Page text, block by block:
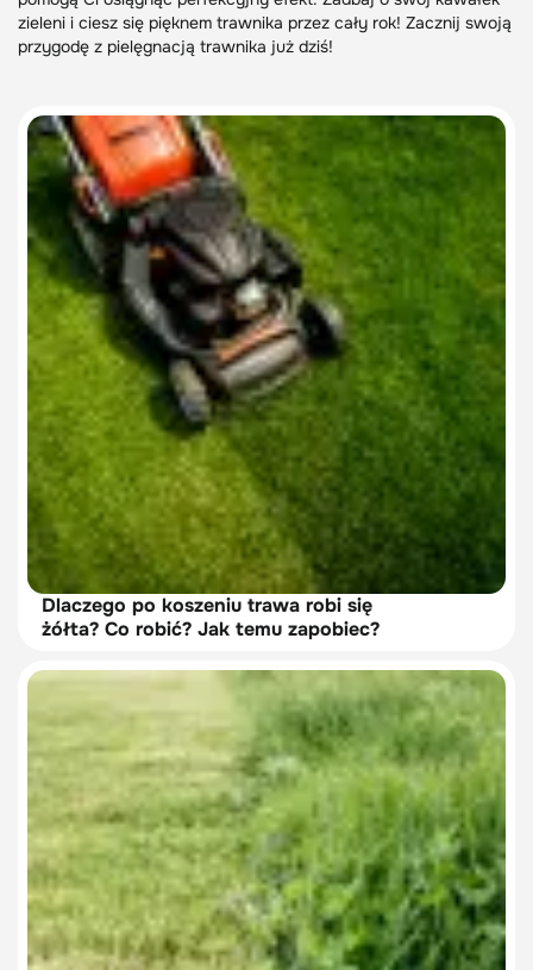
zieleni i ciesz się pięknem trawnika przez cały rok! Zacznij swoją
przygodę z pielęgnacją trawnika już dziś!
Dlaczego po koszeniu trawa robi się
żółta? Co robić? Jak temu zapobiec?